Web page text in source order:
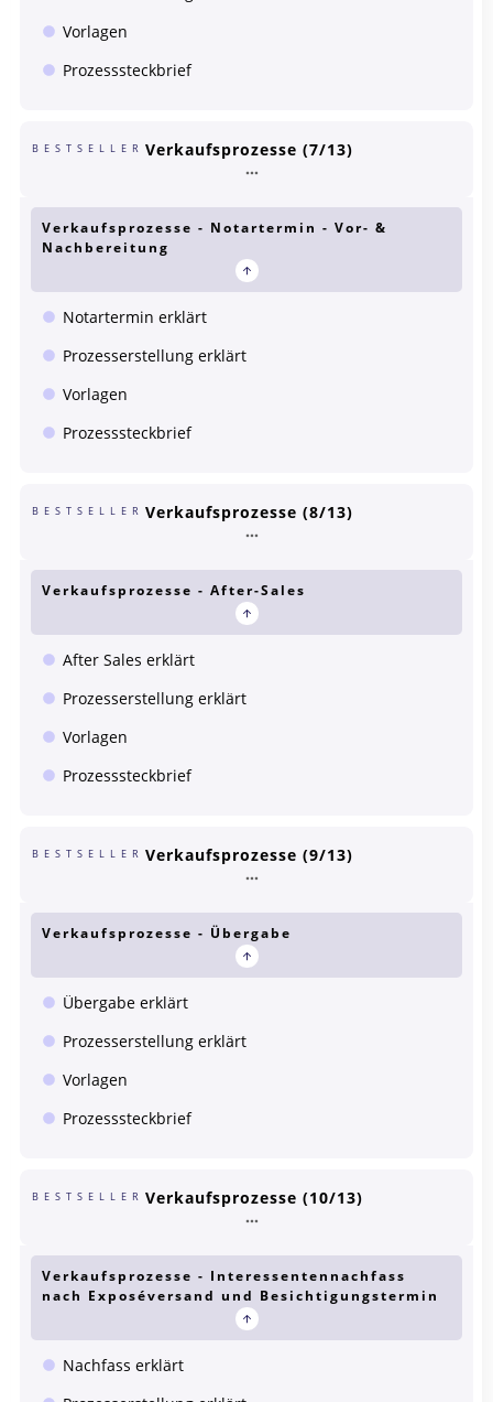
Vorlagen
Prozesssteckbrief
BESTSELLER Verkaufsprozesse (7/13)
Verkaufsprozesse - Notartermin - Vor- &
Nachbereitung
Notartermin erklärt
Prozesserstellung erklärt
Vorlagen
Prozesssteckbrief
BESTSELLER Verkaufsprozesse (8/13)
Verkaufsprozesse - After-Sales
After Sales erklärt
Prozesserstellung erklärt
Vorlagen
Prozesssteckbrief
BESTSELLER Verkaufsprozesse (9/13)
Verkaufsprozesse - Übergabe
Übergabe erklärt
Prozesserstellung erklärt
Vorlagen
Prozesssteckbrief
BESTSELLER Verkaufsprozesse (10/13)
Verkaufsprozesse - Interessentennachfass
nach Exposéversand und Besichtigungstermin
Nachfass erklärt